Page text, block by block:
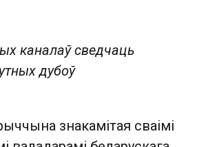
каналаў сведчаць
дубоў
знакамітая сваімі